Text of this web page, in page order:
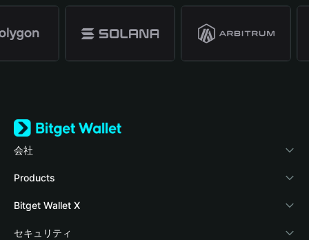
会社
Bitget Walletについて
ブログ
アカデミー
Products
Crypto Card
Stablecoin Earn
Bitget Wallet X
デベロッパー
セキュリティ